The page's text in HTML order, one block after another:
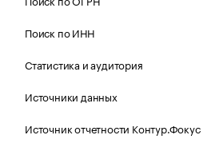
Поиск по ИНН
Статистика и аудитория
Источники данных
Источник отчетности Контур.Фокус